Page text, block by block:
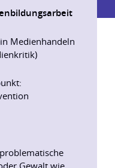
Medienhandeln
Gewalt wie